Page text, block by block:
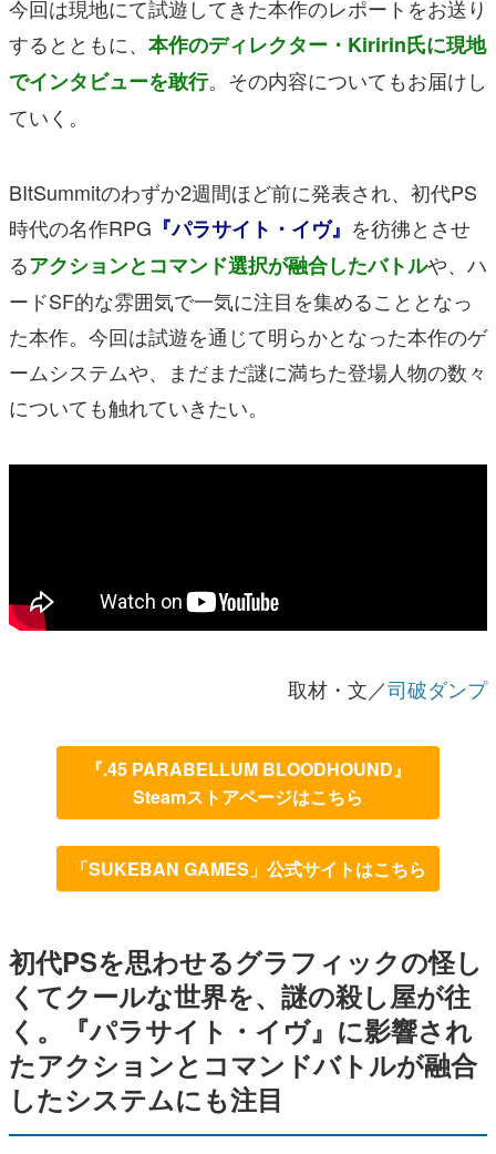
今回は現地にて試遊してきた本作のレポートをお送り
するとともに、 本作のディレクター・Kiririn氏に現地
でインタビューを敢行。その内容についてもお届けし
ていく。
BItSummitのわずか2週間ほど前に発表され、初代PS
時代の名作RPG 『パラサイト・イヴ』 を彷彿とさせ
るアクションとコマンド選択が融合したバトルや、ハ
ードSF的な雰囲気で一気に注目を集めることとなっ
た本作。今回は試遊を通じて明らかとなった本作のゲ
ームシステムや、まだまだ謎に満ちた登場人物の数々
についても触れていきたい。
取材・文／司破ダンプ
『.45 PARABELLUM BLOODHOUND』
Steamストアページはこちら
「SUKEBAN GAMES」公式サイトはこちら
初代PSを思わせるグラフィックの怪し
くてクールな世界を、謎の殺し屋が往
く。『パラサイト・イヴ』に影響され
たアクションとコマンドバトルが融合
したシステムにも注目